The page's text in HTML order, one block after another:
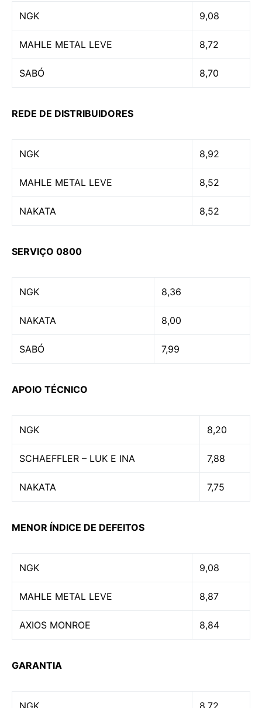
NGK 9,08
MAHLE METAL LEVE 8,72
SABÓ 8,70
REDE DE DISTRIBUIDORES
NGK 8,92
MAHLE METAL LEVE 8,52
NAKATA 8,52
SERVIÇO 0800
NGK 8,36
NAKATA 8,00
SABÓ 7,99
APOIO TÉCNICO
NGK 8,20
SCHAEFFLER – LUK E INA 7,88
NAKATA 7,75
MENOR ÍNDICE DE DEFEITOS
NGK 9,08
MAHLE METAL LEVE 8,87
AXIOS MONROE 8,84
GARANTIA
NGK 8,72